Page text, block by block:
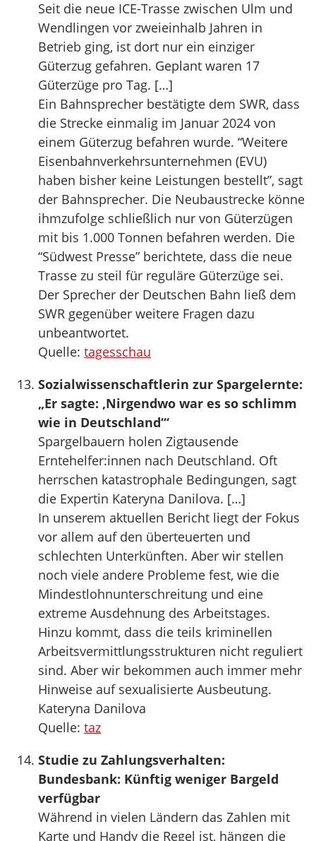
Seit die neue ICE-Trasse zwischen Ulm und
Wendlingen vor zweieinhalb Jahren in
Betrieb ging, ist dort nur ein einziger
Güterzug gefahren. Geplant waren 17
Güterzüge pro Tag. […]
Ein Bahnsprecher bestätigte dem SWR, dass
die Strecke einmalig im Januar 2024 von
einem Güterzug befahren wurde. “Weitere
Eisenbahnverkehrsunternehmen (EVU)
haben bisher keine Leistungen bestellt”, sagt
der Bahnsprecher. Die Neubaustrecke könne
ihmzufolge schließlich nur von Güterzügen
mit bis 1.000 Tonnen befahren werden. Die
“Südwest Presse” berichtete, dass die neue
Trasse zu steil für reguläre Güterzüge sei.
Der Sprecher der Deutschen Bahn ließ dem
SWR gegenüber weitere Fragen dazu
unbeantwortet.
Quelle: tagesschau
Sozialwissenschaftlerin zur Spargelernte:
„Er sagte: ‚Nirgendwo war es so schlimm
wie in Deutschland‘“
Spargelbauern holen Zigtausende
Erntehelfer:innen nach Deutschland. Oft
herrschen katastrophale Bedingungen, sagt
die Expertin Kateryna Danilova. […]
In unserem aktuellen Bericht liegt der Fokus
vor allem auf den überteuerten und
schlechten Unterkünften. Aber wir stellen
noch viele andere Probleme fest, wie die
Mindestlohnunterschreitung und eine
extreme Ausdehnung des Arbeitstages.
Hinzu kommt, dass die teils kriminellen
Arbeitsvermittlungsstrukturen nicht reguliert
sind. Aber wir bekommen auch immer mehr
Hinweise auf sexualisierte Ausbeutung.
Kateryna Danilova
Quelle: taz
Studie zu Zahlungsverhalten:
Bundesbank: Künftig weniger Bargeld
verfügbar
Während in vielen Ländern das Zahlen mit
Karte und Handy die Regel ist, hängen die